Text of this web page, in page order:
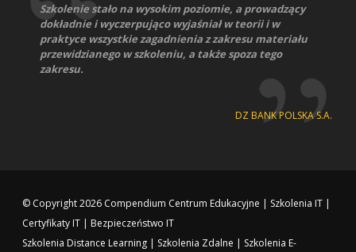
Szkolenie stało na wysokim poziomie, a prowadzący
dokładnie i wyczerpująco wyjaśniał w teorii i w
praktyce wszystkie zagadnienia z zakresu materiału
przewidzianego w szkoleniu, a także spoza tego
zakresu.
DZ BANK POLSKA S.A.
© Copyright 2026 Compendium Centrum Edukacyjne | Szkolenia IT |
Certyfikaty IT | Bezpieczeństwo IT
Szkolenia Distance Learning | Szkolenia Zdalne | Szkolenia E-